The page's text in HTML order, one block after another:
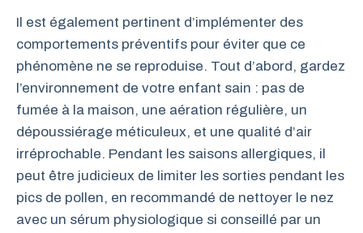
Il est également pertinent d’implémenter des
comportements préventifs pour éviter que ce
phénomène ne se reproduise. Tout d’abord, gardez
l’environnement de votre enfant sain : pas de
fumée à la maison, une aération régulière, un
dépoussiérage méticuleux, et une qualité d’air
irréprochable. Pendant les saisons allergiques, il
peut être judicieux de limiter les sorties pendant les
pics de pollen, en recommandé de nettoyer le nez
avec un sérum physiologique si conseillé par un